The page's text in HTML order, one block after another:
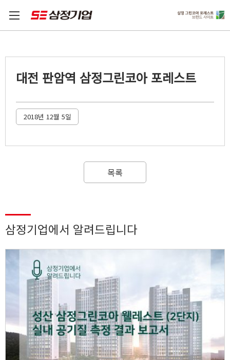
대전 판암역 삼정그린코아 포레스트
2018년 12월 5일
목록
삼정기업에서 알려드립니다